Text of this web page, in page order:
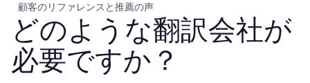
顧客のリファレンスと推薦の声
価格設定と透明性
どのような翻訳会社が
必要ですか？